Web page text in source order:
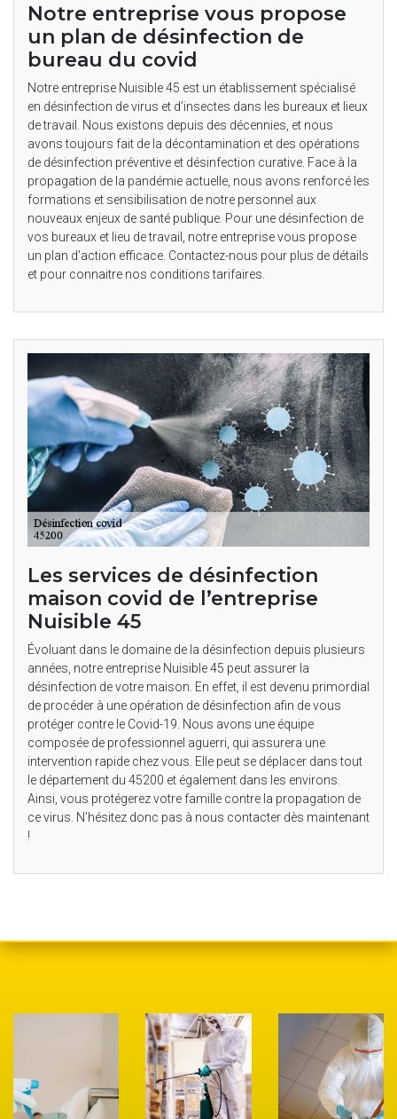
Notre entreprise vous propose
un plan de désinfection de
bureau du covid
Notre entreprise Nuisible 45 est un établissement spécialisé
en désinfection de virus et d’insectes dans les bureaux et lieux
de travail. Nous existons depuis des décennies, et nous
avons toujours fait de la décontamination et des opérations
de désinfection préventive et désinfection curative. Face à la
propagation de la pandémie actuelle, nous avons renforcé les
formations et sensibilisation de notre personnel aux
nouveaux enjeux de santé publique. Pour une désinfection de
vos bureaux et lieu de travail, notre entreprise vous propose
un plan d’action efficace. Contactez-nous pour plus de détails
et pour connaitre nos conditions tarifaires.
Les services de désinfection
maison covid de l’entreprise
Nuisible 45
Évoluant dans le domaine de la désinfection depuis plusieurs
années, notre entreprise Nuisible 45 peut assurer la
désinfection de votre maison. En effet, il est devenu primordial
de procéder à une opération de désinfection afin de vous
protéger contre le Covid-19. Nous avons une équipe
composée de professionnel aguerri, qui assurera une
intervention rapide chez vous. Elle peut se déplacer dans tout
le département du 45200 et également dans les environs.
Ainsi, vous protégerez votre famille contre la propagation de
ce virus. N’hésitez donc pas à nous contacter dès maintenant
!